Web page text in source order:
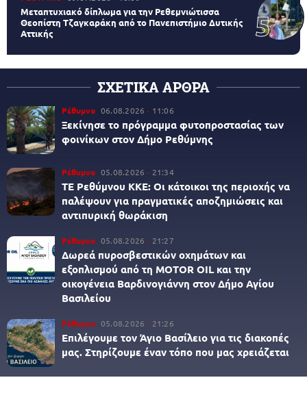
Μεταπτυχιακό δίπλωμα για την Ρεθεμνιώτισσα
Θεοπίστη Τζαγκαράκη από το Πανεπιστήμιο Δυτικής
Αττικής
ΣΧΕΤΙΚΑ ΑΡΘΡΑ
Ρέθυμνο 06.08.2026 11:06
Ξεκίνησε το πρόγραμμα φυτοπροστασίας των
φοινίκων στον Δήμο Ρεθύμνης
Ρέθυμνο 05.08.2026 21:34
ΤΕ Ρεθύμνου ΚΚΕ: Οι κάτοικοι της περιοχής να
παλέψουν για πραγματικές αποζημιώσεις και
αντιπυρική θωράκιση
Ρέθυμνο 05.08.2026 21:27
Δωρεά πυροσβεστικών οχημάτων και
εξοπλισμού από τη MOTOR OIL και την
οικογένεια Βαρδινογιάννη στον Δήμο Αγίου
Βασιλείου
Ρέθυμνο 05.08.2026 21:26
Επιλέγουμε τον Άγιο Βασίλειο για τις διακοπές
μας. Στηρίζουμε έναν τόπο που μας χρειάζεται